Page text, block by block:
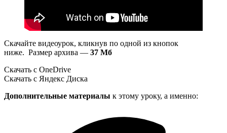
Скачайте видеоурок, кликнув по одной из кнопок
ниже. Размер архива — 37 Мб
Скачать с OneDrive
Скачать с Яндекс Диска
Дополнительные материалы к этому уроку, а именно: